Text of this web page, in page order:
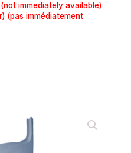
immediately available)
(pas immédiatement